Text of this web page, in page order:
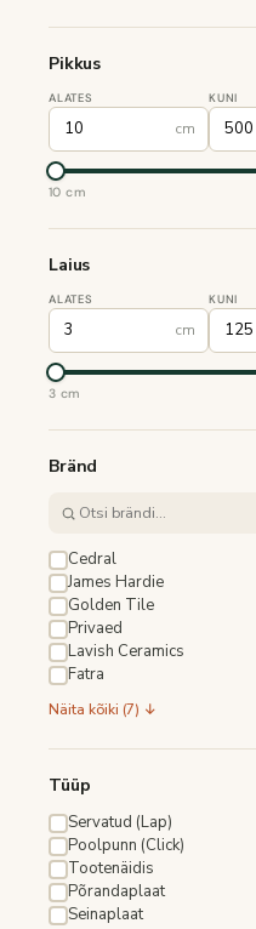
Pikkus
ALATES
cm
KUNI
10 cm
Laius
ALATES
cm
KUNI
3 cm
Bränd
Cedral
James Hardie
Golden Tile
Privaed
Lavish Ceramics
Fatra
Näita kõiki (7) ↓
Tüüp
Servatud (Lap)
Poolpunn (Click)
Tootenäidis
Põrandaplaat
Seinaplaat